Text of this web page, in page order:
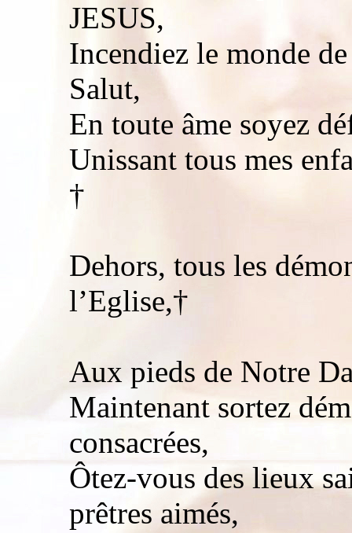
JESUS,
Incendiez le monde
Salut,
En toute âme soyez
Unissant tous mes
†
Dehors, tous les
l’Eglise,†
Aux pieds de Notre
Maintenant sortez
consacrées,
Ôtez-vous des lieux
prêtres aimés,